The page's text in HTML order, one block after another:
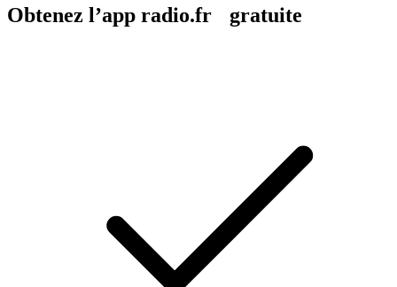
Obtenez l’app radio.fr gratuite